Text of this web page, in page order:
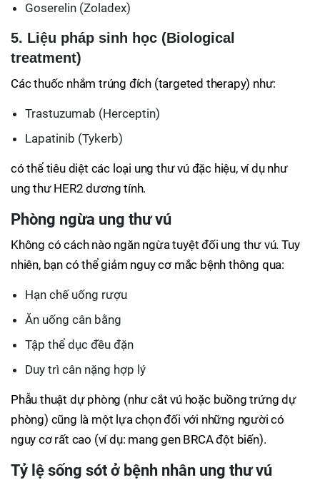
Goserelin (Zoladex)
5. Liệu pháp sinh học (Biological
treatment)
Các thuốc nhắm trúng đích (targeted therapy) như:
Trastuzumab (Herceptin)
Lapatinib (Tykerb)
có thể tiêu diệt các loại ung thư vú đặc hiệu, ví dụ như
ung thư HER2 dương tính.
Phòng ngừa ung thư vú
Không có cách nào ngăn ngừa tuyệt đối ung thư vú. Tuy
nhiên, bạn có thể giảm nguy cơ mắc bệnh thông qua:
Hạn chế uống rượu
Ăn uống cân bằng
Tập thể dục đều đặn
Duy trì cân nặng hợp lý
Phẫu thuật dự phòng (như cắt vú hoặc buồng trứng dự
phòng) cũng là một lựa chọn đối với những người có
nguy cơ rất cao (ví dụ: mang gen BRCA đột biến).
Tỷ lệ sống sót ở bệnh nhân ung thư vú